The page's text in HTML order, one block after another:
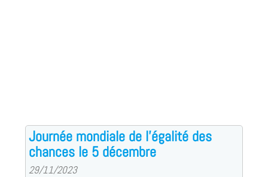
Journée mondiale de l’égalité des
chances le 5 décembre
29/11/2023